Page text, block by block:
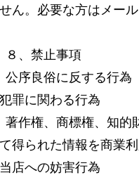
ん。必要な方はメール
​８、禁止事項
公序良俗に反する行為
犯罪に関わる行為
著作権、商標権、知的
得られた情報を商業
当店への妨害行為